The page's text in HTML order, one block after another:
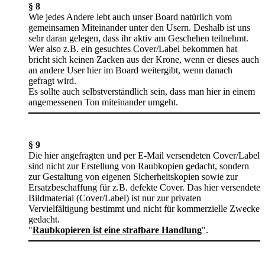
§ 8
Wie jedes Andere lebt auch unser Board natürlich vom
gemeinsamen Miteinander unter den Usern. Deshalb ist uns
sehr daran gelegen, dass ihr aktiv am Geschehen teilnehmt.
Wer also z.B. ein gesuchtes Cover/Label bekommen hat
bricht sich keinen Zacken aus der Krone, wenn er dieses auch
an andere User hier im Board weitergibt, wenn danach
gefragt wird.
Es sollte auch selbstverständlich sein, dass man hier in einem
angemessenen Ton miteinander umgeht.
§ 9
Die hier angefragten und per E-Mail versendeten Cover/Label
sind nicht zur Erstellung von Raubkopien gedacht, sondern
zur Gestaltung von eigenen Sicherheitskopien sowie zur
Ersatzbeschaffung für z.B. defekte Cover. Das hier versendete
Bildmaterial (Cover/Label) ist nur zur privaten
Vervielfältigung bestimmt und nicht für kommerzielle Zwecke
gedacht.
"Raubkopieren ist eine strafbare Handlung".